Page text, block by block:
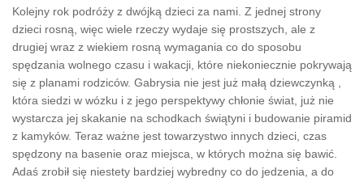
Kolejny rok podróży z dwójką dzieci za nami. Z jednej strony
dzieci rosną, więc wiele rzeczy wydaje się prostszych, ale z
drugiej wraz z wiekiem rosną wymagania co do sposobu
spędzania wolnego czasu i wakacji, które niekoniecznie pokrywają
się z planami rodziców. Gabrysia nie jest już małą dziewczynką ,
która siedzi w wózku i z jego perspektywy chłonie świat, już nie
wystarcza jej skakanie na schodkach świątyni i budowanie piramid
z kamyków. Teraz ważne jest towarzystwo innych dzieci, czas
spędzony na basenie oraz miejsca, w których można się bawić.
Adaś zrobił się niestety bardziej wybredny co do jedzenia, a do